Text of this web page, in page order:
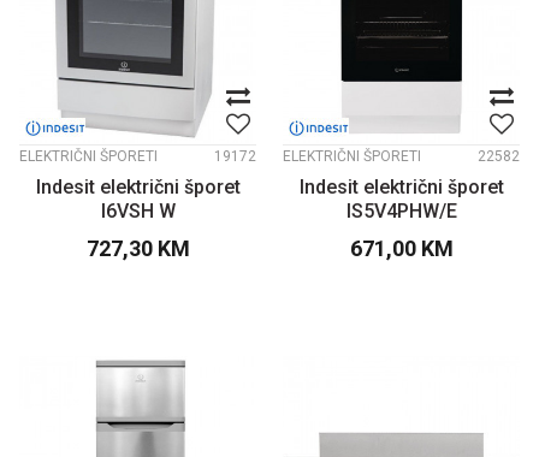
ELEKTRIČNI ŠPORETI 19172
Indesit električni šporet
I6VSH W
727,30 KM
ELEKTRIČNI ŠPORETI 22582
Indesit električni šporet
IS5V4PHW/E
671,00 KM